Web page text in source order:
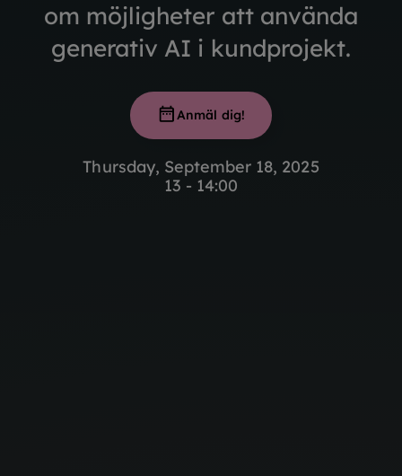
om möjligheter att använda
generativ AI i kundprojekt.
Anmäl dig!
Thursday, September 18, 2025
13 - 14:00